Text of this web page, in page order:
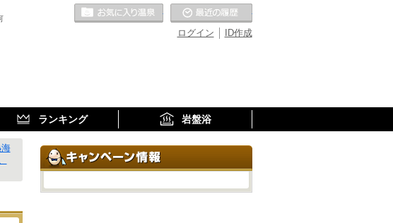
ID作成
ログイン
お気に入りの温泉
ランキング 岩盤浴